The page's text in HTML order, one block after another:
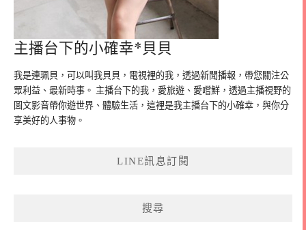
主播台下的小確幸*貝貝
我是連珮貝，可以叫我貝貝，電視裡的我，透過新聞播報，帶您關注公
眾利益、最新時事。 主播台下的我，愛旅遊、愛嚐鮮，透過主播視野的
圖文影音帶你遊世界、體驗生活，這裡是我主播台下的小確幸，與你分
享美好的人事物。
LINE訊息訂閱
搜尋